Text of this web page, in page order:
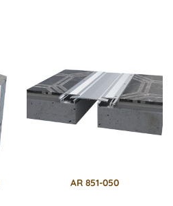
AR 851-050